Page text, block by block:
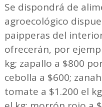
Se dispondrá de
agroecológico
paipperas del
ofrecerán, por
kg; zapallo a $800
cebolla a $600;
tomate a $1.200 el